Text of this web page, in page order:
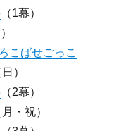
（1幕）
こばせごっこ
）
（2幕）
・祝）